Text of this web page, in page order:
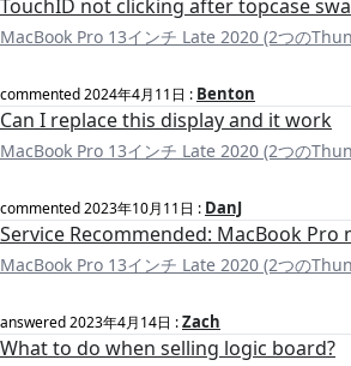
TouchID not clicking after topcase
MacBook Pro 13インチ Late 2020 (2つの
commented2024年4月11日 : Benton
Can I replace this display and it work
MacBook Pro 13インチ Late 2020 (2つの
commented2023年10月11日 : DanJ
Service Recommended: MacBook Pro
MacBook Pro 13インチ Late 2020 (2つの
answered2023年4月14日 :Zach
What to do when selling logic board?